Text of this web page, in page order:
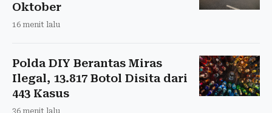
Oktober
16 menit lalu
Polda DIY Berantas Miras
Ilegal, 13.817 Botol Disita dari
443 Kasus